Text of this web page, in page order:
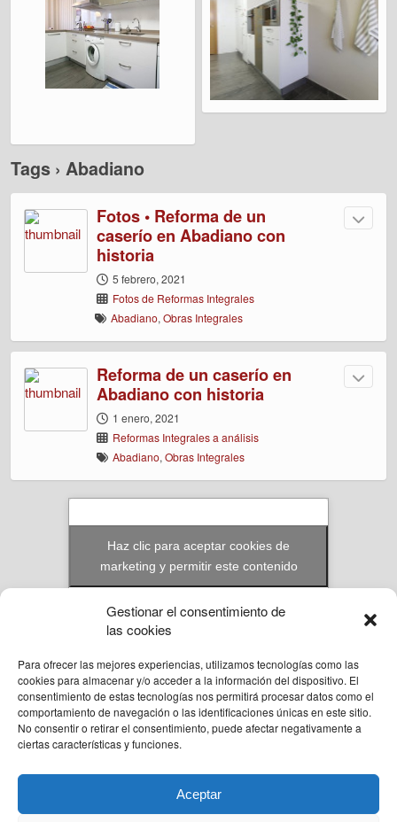
Gestionar el consentimiento de
las cookies
Para ofrecer las mejores experiencias, utilizamos tecnologías como las
cookies para almacenar y/o acceder a la información del dispositivo. El
consentimiento de estas tecnologías nos permitirá procesar datos como el
comportamiento de navegación o las identificaciones únicas en este sitio.
No consentir o retirar el consentimiento, puede afectar negativamente a
ciertas características y funciones.
Aceptar
Tags › Abadiano
Fotos • Reforma de un
caserío en Abadiano con
historia
5 febrero, 2021
Fotos de Reformas Integrales
Abadiano, Obras Integrales
Reforma de un caserío en
Abadiano con historia
1 enero, 2021
Reformas Integrales a análisis
Abadiano, Obras Integrales
Haz clic para aceptar cookies de
marketing y permitir este contenido
© Reformas Unai Ordoñez 2023. Aita Santiago Onaindia 3D 2ºA Amorebieta,
Bizkaia.
636 94 58 57
unai@reformasunaiordo.com